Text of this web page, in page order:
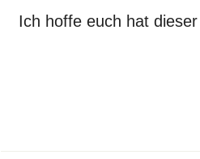
Ich hoffe euch hat